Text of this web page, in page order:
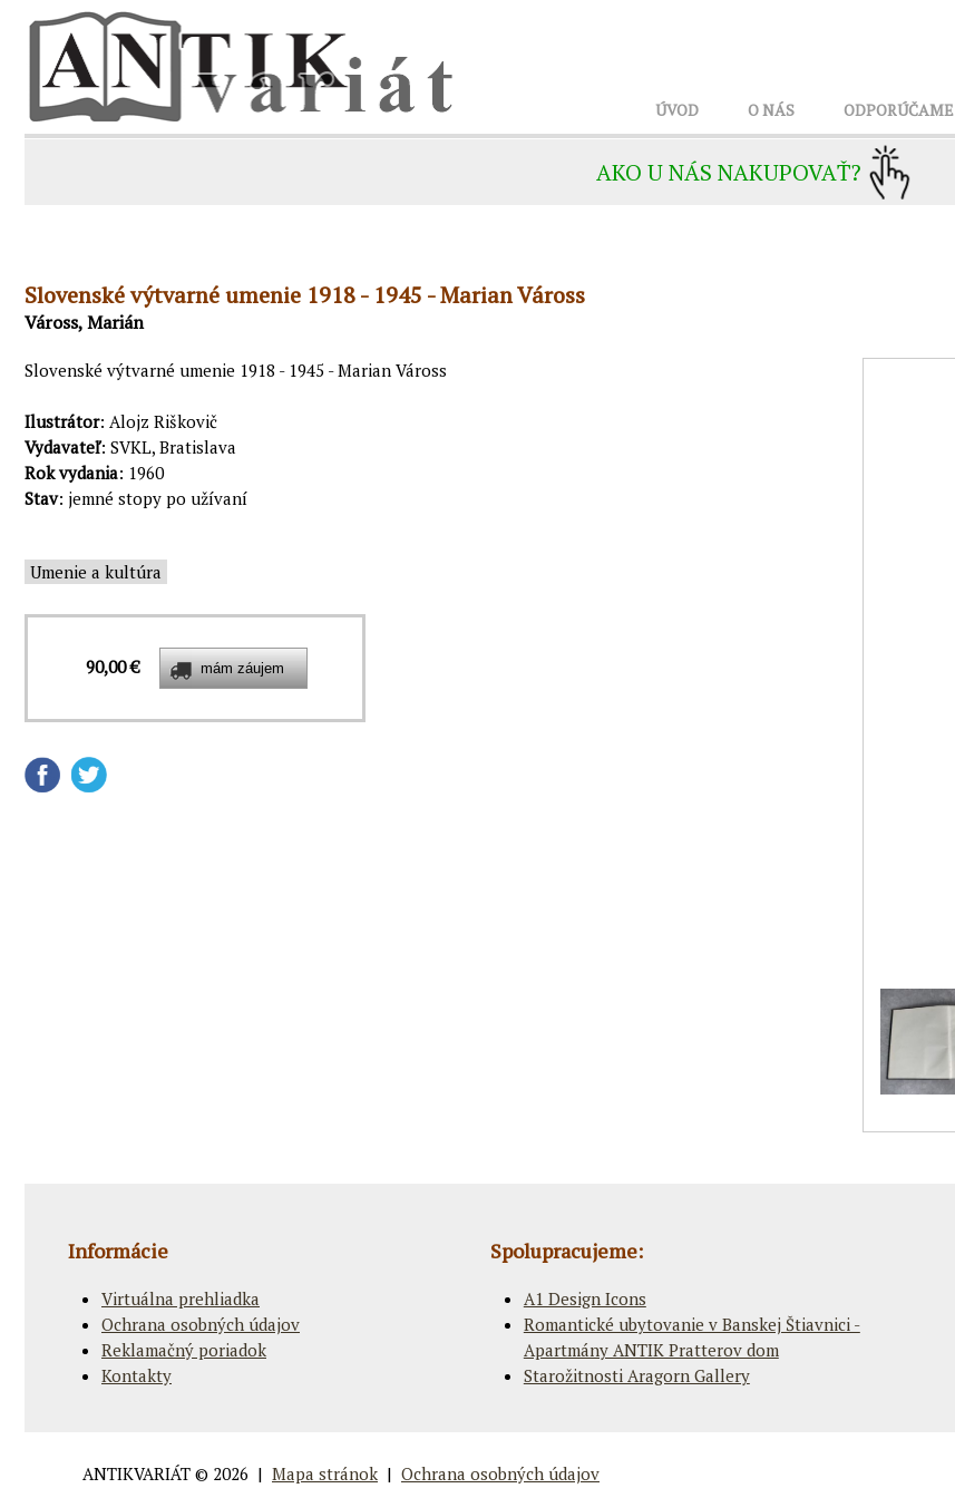
ÚVOD O NÁS ODPORÚČAME
AKO U NÁS NAKUPOVAŤ?
Slovenské výtvarné umenie 1918 - 1945 - Marian Váross
Váross, Marián
Slovenské výtvarné umenie 1918 - 1945 - Marian Váross
Ilustrátor: Alojz Riškovič
Vydavateľ: SVKL, Bratislava
Rok vydania: 1960
Stav: jemné stopy po užívaní
Umenie a kultúra
90,00 €
Informácie
Virtuálna prehliadka
Ochrana osobných údajov
Reklamačný poriadok
Kontakty
Spolupracujeme:
A1 Design Icons
Romantické ubytovanie v Banskej Štiavnici -
Apartmány ANTIK Pratterov dom
Starožitnosti Aragorn Gallery
ANTIKVARIÁT © 2026 | Mapa stránok | Ochrana osobných údajov